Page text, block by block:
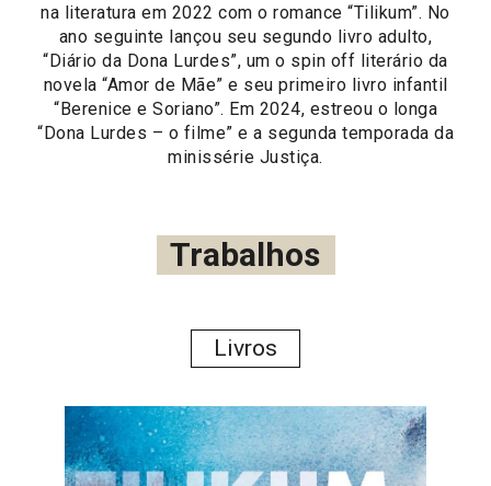
na literatura em 2022 com o romance “Tilikum”. No
ano seguinte lançou seu segundo livro adulto,
“Diário da Dona Lurdes”, um o spin off literário da
novela “Amor de Mãe” e seu primeiro livro infantil
“Berenice e Soriano”. Em 2024, estreou o longa
“Dona Lurdes – o filme” e a segunda temporada da
minissérie Justiça.
Trabalhos
Livros